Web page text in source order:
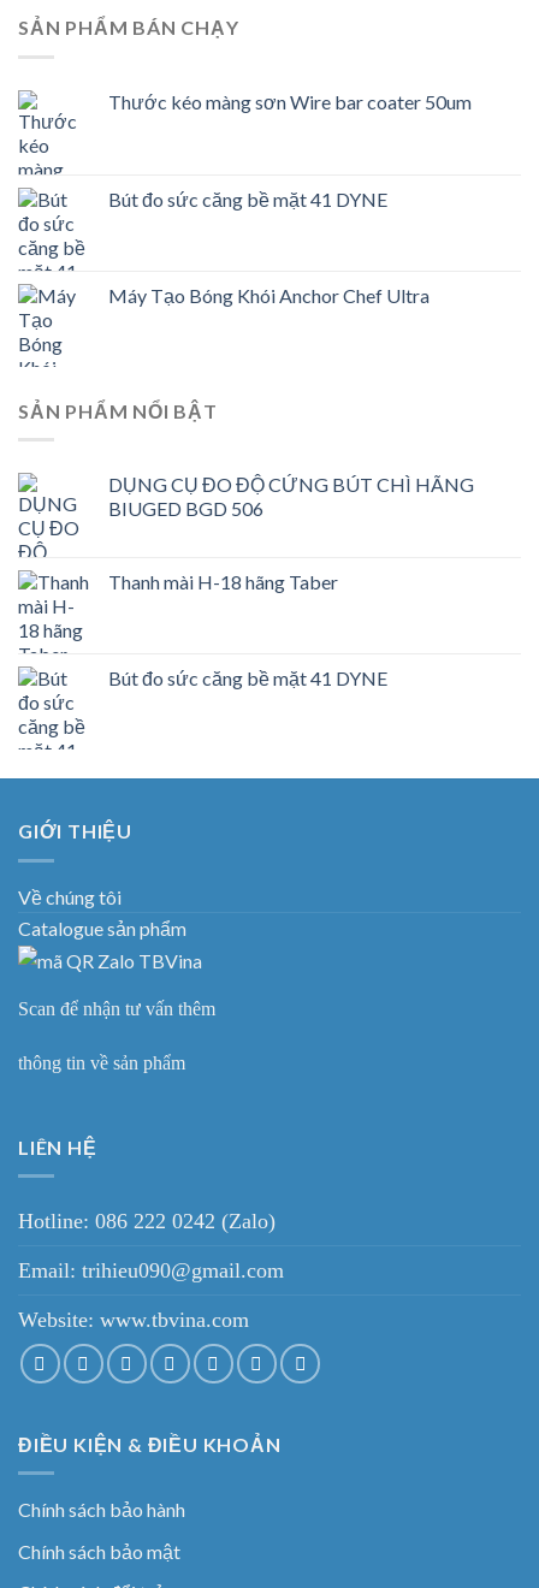
SẢN PHẨM BÁN CHẠY
Thước kéo màng sơn Wire bar coater 50um
Bút đo sức căng bề mặt 41 DYNE
Máy Tạo Bóng Khói Anchor Chef Ultra
SẢN PHẨM NỔI BẬT
DỤNG CỤ ĐO ĐỘ CỨNG BÚT CHÌ HÃNG
BIUGED BGD 506
Thanh mài H-18 hãng Taber
Bút đo sức căng bề mặt 41 DYNE
GIỚI THIỆU
Về chúng tôi
Catalogue sản phẩm
Scan để nhận tư vấn thêm
thông tin về sản phẩm
LIÊN HỆ
Hotline: 086 222 0242 (Zalo)
Email: trihieu090@gmail.com
Website: www.tbvina.com
ĐIỀU KIỆN & ĐIỀU KHOẢN
Chính sách bảo hành
Chính sách bảo mật